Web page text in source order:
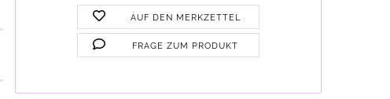
AUF DEN MERKZETTEL
FRAGE ZUM PRODUKT